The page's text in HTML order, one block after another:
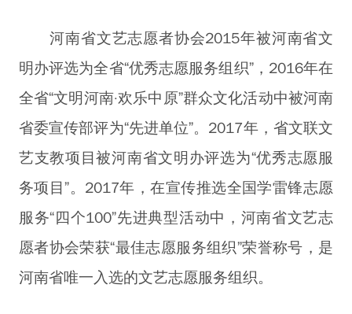
河南省文艺志愿者协会2015年被河南省文
明办评选为全省“优秀志愿服务组织”，2016年在
全省“文明河南·欢乐中原”群众文化活动中被河南
省委宣传部评为“先进单位”。2017年，省文联文
艺支教项目被河南省文明办评选为“优秀志愿服
务项目”。2017年，在宣传推选全国学雷锋志愿
服务“四个100”先进典型活动中，河南省文艺志
愿者协会荣获“最佳志愿服务组织”荣誉称号，是
河南省唯一入选的文艺志愿服务组织。